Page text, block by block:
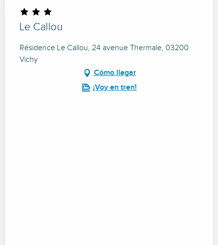
Le Callou
Résidence Le Callou, 24 avenue Thermale, 03200
Vichy
Cómo llegar
¡Voy en tren!